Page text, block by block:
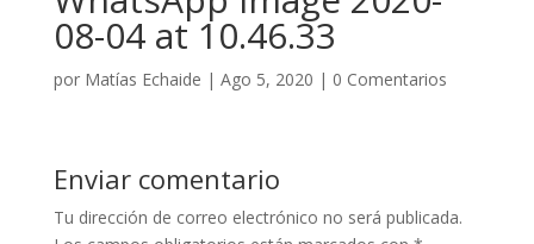
08-04 at 10.46.33
por Matías Echaide | Ago 5, 2020 | 0 Comentarios
Enviar comentario
Tu dirección de correo electrónico no será publicada.